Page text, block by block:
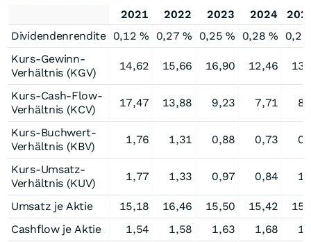
2021 2022 2023 2024
Dividendenrendite 0,12 % 0,27 % 0,25 % 0,28 % 0,23
Kurs-Gewinn-
Verhältnis (KGV)
14,62 15,66 16,90 12,46
Kurs-Cash-Flow-
Verhältnis (KCV)
17,47 13,88 9,23 7,71
Kurs-Buchwert-
Verhältnis (KBV)
1,76 1,31 0,88 0,73
Kurs-Umsatz-
Verhältnis (KUV)
1,77 1,33 0,97 0,84
Umsatz je Aktie 15,18 16,46 15,50 15,42
Cashflow je Aktie
1,54 1,58 1,63 1,68